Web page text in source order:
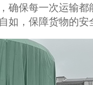
确保每一次运输
如，保障货物的安